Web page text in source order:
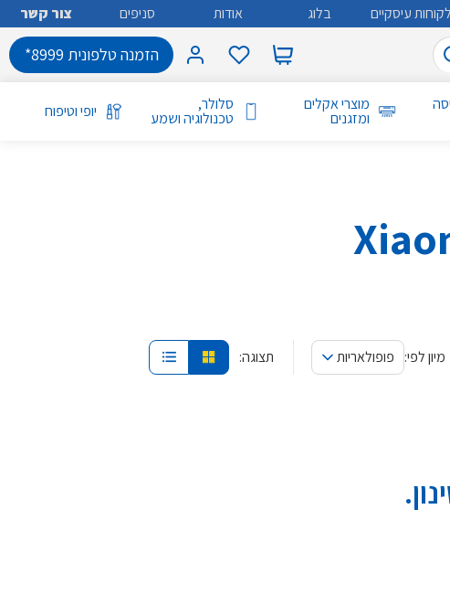
לקוחות עיסקיים בלוג אודות סניפים צור קשר
הזמנה טלפונית 8999*
מוצרי אקלים
ומזגנים
סלולר,
טכנולוגיה ושמע יופי וטיפוח
מיון לפי: פופולאריות תצוגה: